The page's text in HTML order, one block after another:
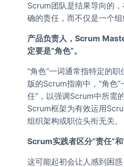
Scrum团队是结果导向的
确的责任，而不仅是一个组
产品负责人，Scrum
定要是”角色”。
“角色”一词通常指特定的
版的Scrum指南中，”角色”
任”，以强调Scrum中所需
Scrum框架为有效运用
组织架构或职位头衔无关。
Scrum实践者区分”责任”和
这可能起初会让人感到困